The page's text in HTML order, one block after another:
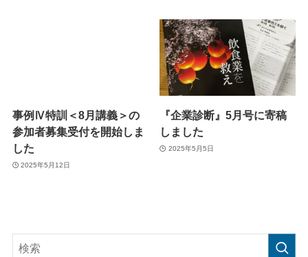
事例Ⅳ特訓＜8月講義＞の
参加者募集受付を開始しま
した
2025年5月12日
『企業診断』5月号に寄稿
しました
2025年5月5日